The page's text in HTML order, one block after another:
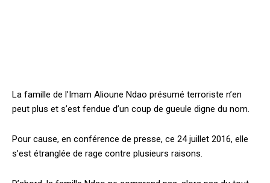
La famille de l’Imam Alioune Ndao présumé terroriste n’en
peut plus et s’est fendue d’un coup de gueule digne du nom.
Pour cause, en conférence de presse, ce 24 juillet 2016, elle
s’est étranglée de rage contre plusieurs raisons.